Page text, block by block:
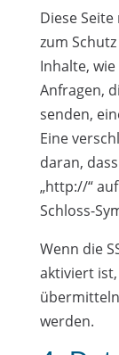
Diese
zum
Inhalte,
Anfragen,
senden,
Eine
daran,
„http://“
Schloss-
Wenn die
aktiviert
werden.